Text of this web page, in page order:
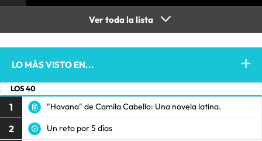
Ver toda la lista
LO MÁS VISTO EN...
LOS 40
1 "Havana" de Camila Cabello: Una novela latina.
2 Un reto por 5 días